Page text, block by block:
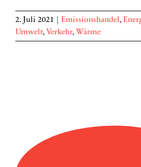
2. Juli 2021 Emissionshandel,
Umwelt, Verkehr, Wärme